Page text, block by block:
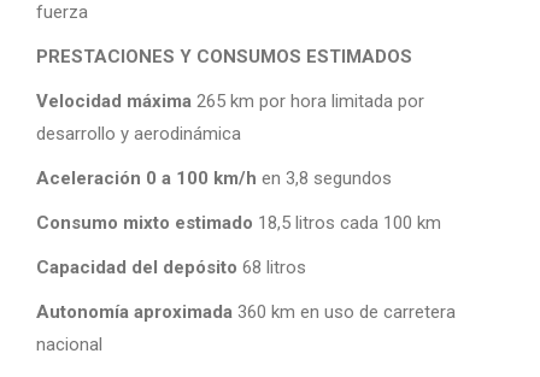
fuerza
PRESTACIONES Y CONSUMOS ESTIMADOS
Velocidad máxima 265 km por hora limitada por
desarrollo y aerodinámica
Aceleración 0 a 100 km/h en 3,8 segundos
Consumo mixto estimado 18,5 litros cada 100 km
Capacidad del depósito 68 litros
Autonomía aproximada 360 km en uso de carretera
nacional